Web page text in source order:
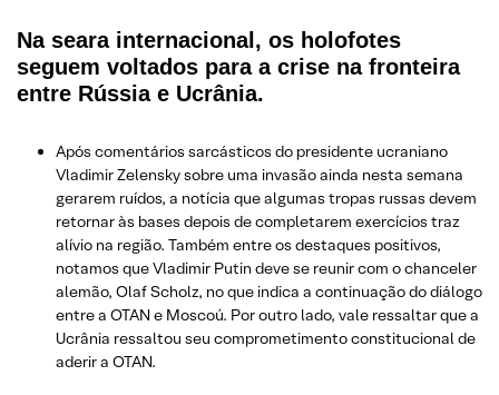
Na seara internacional, os holofotes
seguem voltados para a crise na fronteira
entre Rússia e Ucrânia.
Após comentários sarcásticos do presidente ucraniano
Vladimir Zelensky sobre uma invasão ainda nesta semana
gerarem ruídos, a notícia que algumas tropas russas devem
retornar às bases depois de completarem exercícios traz
alívio na região. Também entre os destaques positivos,
notamos que Vladimir Putin deve se reunir com o chanceler
alemão, Olaf Scholz, no que indica a continuação do diálogo
entre a OTAN e Moscoú. Por outro lado, vale ressaltar que a
Ucrânia ressaltou seu comprometimento constitucional de
aderir a OTAN.